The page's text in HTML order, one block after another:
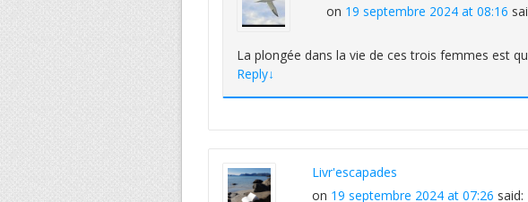
on 19 septembre 2024 at 08:16
La plongée dans la vie de ces trois femmes est
Reply↓
Livr'escapades
on 19 septembre 2024 at 07:26 said: